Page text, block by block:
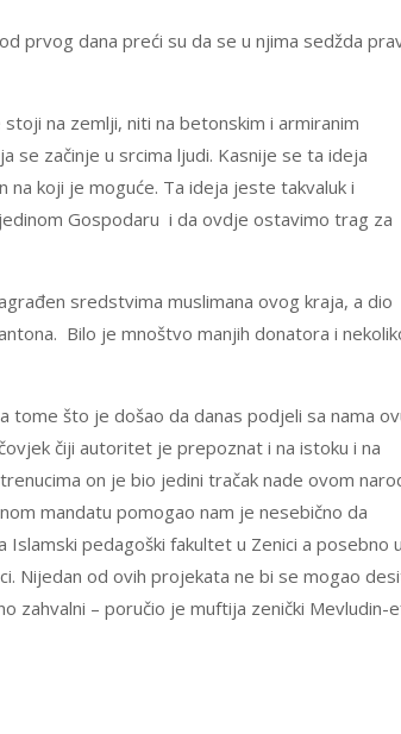
prvog dana preći su da se u njima sedžda
na zemlji, niti na betonskim i armiranim
se začinje u srcima ljudi. Kasnije se ta ideja
koji je moguće. Ta ideja jeste takvaluk i
Gospodaru i da ovdje ostavimo trag za
sredstvima muslimana ovog kraja, a dio
Bilo je mnoštvo manjih donatora i
tome što je došao da danas podjeli sa nama
čiji autoritet je prepoznat i na istoku i na
on je bio jedini tračak nade ovom
mandatu pomogao nam je nesebično da
pedagoški fakultet u Zenici a posebno u
Nijedan od ovih projekata ne bi se mogao
zahvalni – poručio je muftija zenički Mevludin-